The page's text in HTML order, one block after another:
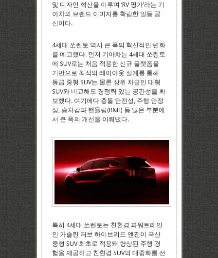
및 디자인 혁신을 이루며 ‘RV 명가’라는 기
아차의 브랜드 이미지를 확립한 일등 공
신이다.
4세대 쏘렌토 역시 큰 폭의 혁신적인 변화
를 예고했다. 먼저 기아차는 4세대 쏘렌토
에 SUV로는 처음 적용한 신규 플랫폼을
기반으로 최적의 레이아웃 설계를 통해
동급 중형 SUV는 물론 상위 차급인 대형
SUV와 비교해도 경쟁력 있는 공간성을 확
보했다. 여기에다 충돌 안전성, 주행 안정
성, 승차감과 핸들링(R&H) 등 많은 부분에
서 큰 폭의 개선을 이뤄냈다.
특히 4세대 쏘렌토는 친환경 파워트레인
인 가솔린 터보 하이브리드 엔진이 국산
중형 SUV 최초로 적용돼 향상된 주행 경
험을 제공하고 친환경 SUV의 대중화를 선